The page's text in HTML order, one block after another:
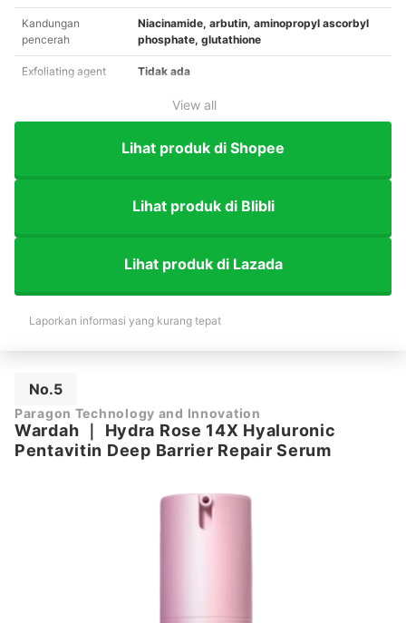
Kandungan
pencerah
Niacinamide, arbutin, aminopropyl ascorbyl
phosphate, glutathione
Exfoliating agent Tidak ada
View all
Lihat produk di Shopee
Lihat produk di Blibli
Lihat produk di Lazada
Laporkan informasi yang kurang tepat
No.5
Paragon Technology and Innovation
Wardah
Hydra Rose 14X Hyaluronic
Pentavitin Deep Barrier Repair Serum